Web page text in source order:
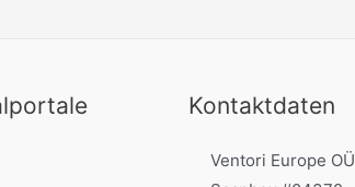
Kontaktdaten
Ventori Europe OÜ